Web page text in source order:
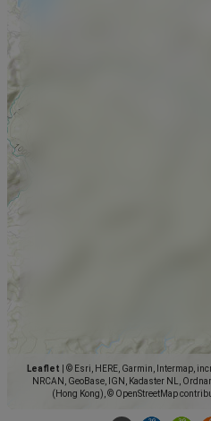
Leaflet
© Esri, HERE, Garmin, Intermap,
NRCAN, GeoBase, IGN, Kadaster NL,
(Hong Kong), © OpenStreetMap